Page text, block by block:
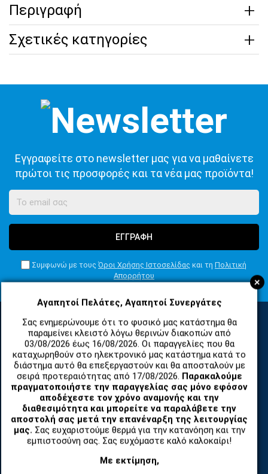
+
Αγαπητοί Πελάτες, Αγαπητοί Συνεργάτες
Σας ενημερώνουμε ότι το φυσικό μας κατάστημα θα
παραμείνει κλειστό λόγω θερινών διακοπών από
03/08/2026 έως 16/08/2026. Οι παραγγελίες που θα
καταχωρηθούν στο ηλεκτρονικό μας κατάστημα κατά το
διάστημα αυτό θα επεξεργαστούν και θα αποσταλούν με
σειρά προτεραιότητας από 17/08/2026. Παρακαλούμε
πραγματοποιήστε την παραγγελίας σας μόνο εφόσον
αποδέχεστε τον χρόνο αναμονής και την
διαθεσιμότητα και μπορείτε να παραλάβετε την
αποστολή σας μετά την επανέναρξη της λειτουργίας
μας. Σας ευχαριστούμε θερμά για την κατανόηση και την
εμπιστοσύνη σας. Σας ευχόμαστε καλό καλοκαίρι!
Με εκτίμηση,
Περιγραφή
Σχετικές κατηγορίες
Εγγραφείτε στο newsletter μας για να μαθαίνετε
πρώτοι τις προσφορές και τα νέα μας προϊόντα!
ΕΓΓΡΑΦΗ
Συμφωνώ με τους Όροι Χρήσης Ιστοσελίδας και τη Πολιτική
Απορρήτου
ΚΑΤΗΓΟΡΙΕΣ
ΑΝΤΑΛΛΑΚΤΙΚΑ ΚΑΙ ΑΞΕΣΟΥΑΡ ΚΙΝΗΤΩΝ ΤΗΛΕΦΩΝΩΝ
TABLET
ΤΗΛΕΠΙΚΟΙΝΩΝΙΕΣ, ΑΣΥΡΜΑΤΑ, FCT